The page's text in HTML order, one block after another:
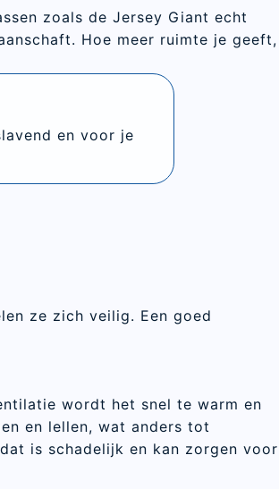
zoals de Jersey Giant echt
Hoe meer ruimte je geeft,
en voor je
ze zich veilig. Een goed
wordt het snel te warm en
en lellen, wat anders tot
is schadelijk en kan zorgen voor